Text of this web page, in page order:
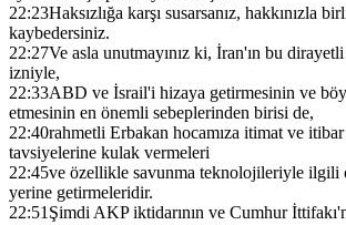
22:23Haksızlığa karşı susarsanız, hakkınızla
kaybedersiniz.
22:27Ve asla unutmayınız ki, İran'ın bu
izniyle,
22:33ABD ve İsrail'i hizaya getirmesinin ve
etmesinin en önemli sebeplerinden birisi de,
22:40rahmetli Erbakan hocamıza itimat ve
tavsiyelerine kulak vermeleri
22:45ve özellikle savunma teknolojileriyle ilgili
yerine getirmeleridir.
22:51Şimdi AKP iktidarının ve Cumhur